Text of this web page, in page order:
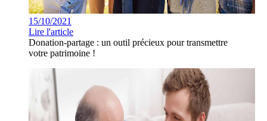
15/10/2021
Lire l'article
Donation-partage : un outil précieux pour transmettre
votre patrimoine !